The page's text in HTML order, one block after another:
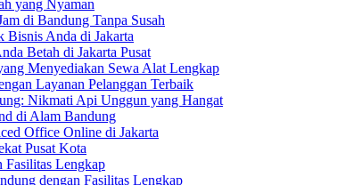
yang Nyaman
di Bandung Tanpa Susah
Bisnis Anda di Jakarta
Betah di Jakarta Pusat
Menyediakan Sewa Alat Lengkap
Layanan Pelanggan Terbaik
Nikmati Api Unggun yang Hangat
di Alam Bandung
Office Online di Jakarta
Pusat Kota
Fasilitas Lengkap
dengan Fasilitas Lengkap